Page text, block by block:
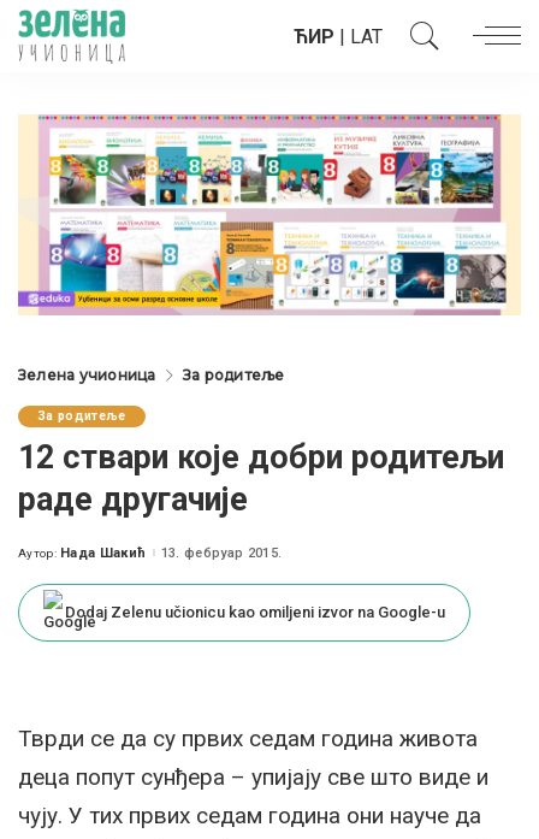
ЋИР | LAT
Зелена учионица За родитеље
За родитеље
12 ствари које добри родитељи
раде другачије
Posted
Аутор: Нада Шакић 13. фебруар 2015.
Dodaj Zelenu učionicu kao omiljeni izvor na Google-u
Тврди се да су првих седам година живота
деца попут сунђера – упијају све што виде и
чују. У тих првих седам година они науче да